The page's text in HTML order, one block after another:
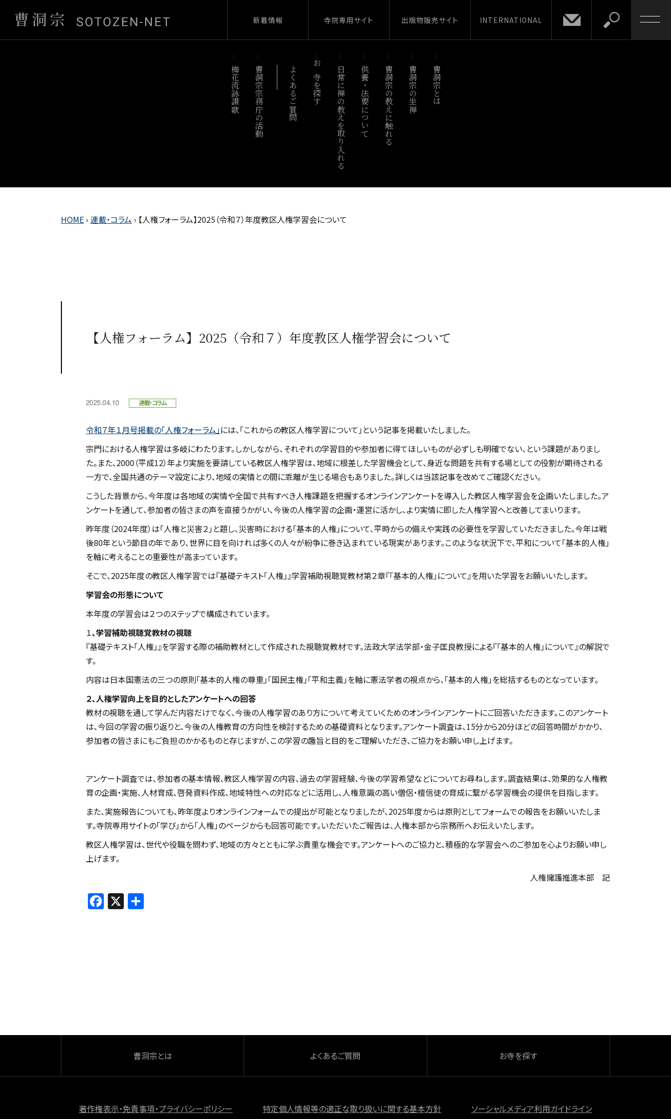
新着情報 寺院専用サイト 出版物販売サイト INTERNATIONAL
梅花流詠讃歌 曹洞宗宗務庁の活動 よくあるご質問 お寺を探す 日常に禅の教えを取り入れる 供養・法要について 曹洞宗の教えに触れる 曹洞宗の坐禅 曹洞宗とは
HOME › 連載・コラム › 【人権フォーラム】2025（令和７）年度教区人権学習会について
【人権フォーラム】2025（令和７）年度教区人権学習会について
2025.04.10 連載・コラム
令和７年１月号掲載の「人権フォーラム」には、「これからの教区人権学習について」という記事を掲載いたしました。
宗門における人権学習は多岐にわたります。しかしながら、それぞれの学習目的や参加者に得てほしいものが必ずしも明確でない、という課題がありまし
た。また、2000（平成12）年より実施を要請している教区人権学習は、地域に根差した学習機会として、身近な問題を共有する場としての役割が期待される
一方で、全国共通のテーマ設定により、地域の実情との間に乖離が生じる場合もありました。詳しくは当該記事を改めてご確認ください。
こうした背景から、今年度は各地域の実情や全国で共有すべき人権課題を把握するオンラインアンケートを導入した教区人権学習会を企画いたしました。ア
ンケートを通して、参加者の皆さまの声を直接うかがい、今後の人権学習の企画・運営に活かし、より実情に即した人権学習へと改善してまいります。
昨年度（2024年度）は「人権と災害２」と題し、災害時における「基本的人権」について、平時からの備えや実践の必要性を学習していただきました。今年は戦
後80年という節目の年であり、世界に目を向ければ多くの人々が紛争に巻き込まれている現実があります。このような状況下で、平和について「基本的人権」
を軸に考えることの重要性が高まっています。
そこで、2025年度の教区人権学習では『基礎テキスト「人権」』学習補助視聴覚教材第２章『「基本的人権」について』を用いた学習をお願いいたします。
学習会の形態について
本年度の学習会は２つのステップで構成されています。
１、学習補助視聴覚教材の視聴
『基礎テキスト「人権」』を学習する際の補助教材として作成された視聴覚教材です。法政大学法学部・金子匡良教授による『「基本的人権」について』の解説で
す。
内容は日本国憲法の三つの原則「基本的人権の尊重」「国民主権」「平和主義」を軸に憲法学者の視点から、「基本的人権」を総括するものとなっています。
２、人権学習向上を目的としたアンケートへの回答
教材の視聴を通して学んだ内容だけでなく、今後の人権学習のあり方について考えていくためのオンラインアンケートにご回答いただきます。このアンケート
は、今回の学習の振り返りと、今後の人権教育の方向性を検討するための基礎資料となります。アンケート調査は、15分から20分ほどの回答時間がかかり、
参加者の皆さまにもご負担のかかるものと存じますが、この学習の趣旨と目的をご理解いただき、ご協力をお願い申し上げます。
アンケート調査では、参加者の基本情報、教区人権学習の内容、過去の学習経験、今後の学習希望などについてお尋ねします。調査結果は、効果的な人権教
育の企画・実施、人材育成、啓発資料作成、地域特性への対応などに活用し、人権意識の高い僧侶・檀信徒の育成に繋がる学習機会の提供を目指します。
また、実施報告についても、昨年度よりオンラインフォームでの提出が可能となりましたが、2025年度からは原則としてフォームでの報告をお願いいたしま
す。寺院専用サイトの「学び」から「人権」のページからも回答可能です。いただいたご報告は、人権本部から宗務所へお伝えいたします。
教区人権学習は、世代や役職を問わず、地域の方々とともに学ぶ貴重な機会です。アンケートへのご協力と、積極的な学習会へのご参加を心よりお願い申し
上げます。
人権擁護推進本部 記
F
a
X
曹洞宗とは よくあるご質問 お寺を探す
著作権表示・免責事項・プライバシーポリシー 特定個人情報等の適正な取り扱いに関する基本方針 ソーシャルメディア利用ガイドライン